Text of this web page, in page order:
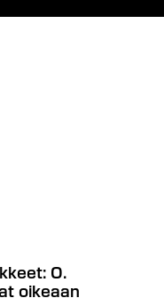
0.
oikeaan